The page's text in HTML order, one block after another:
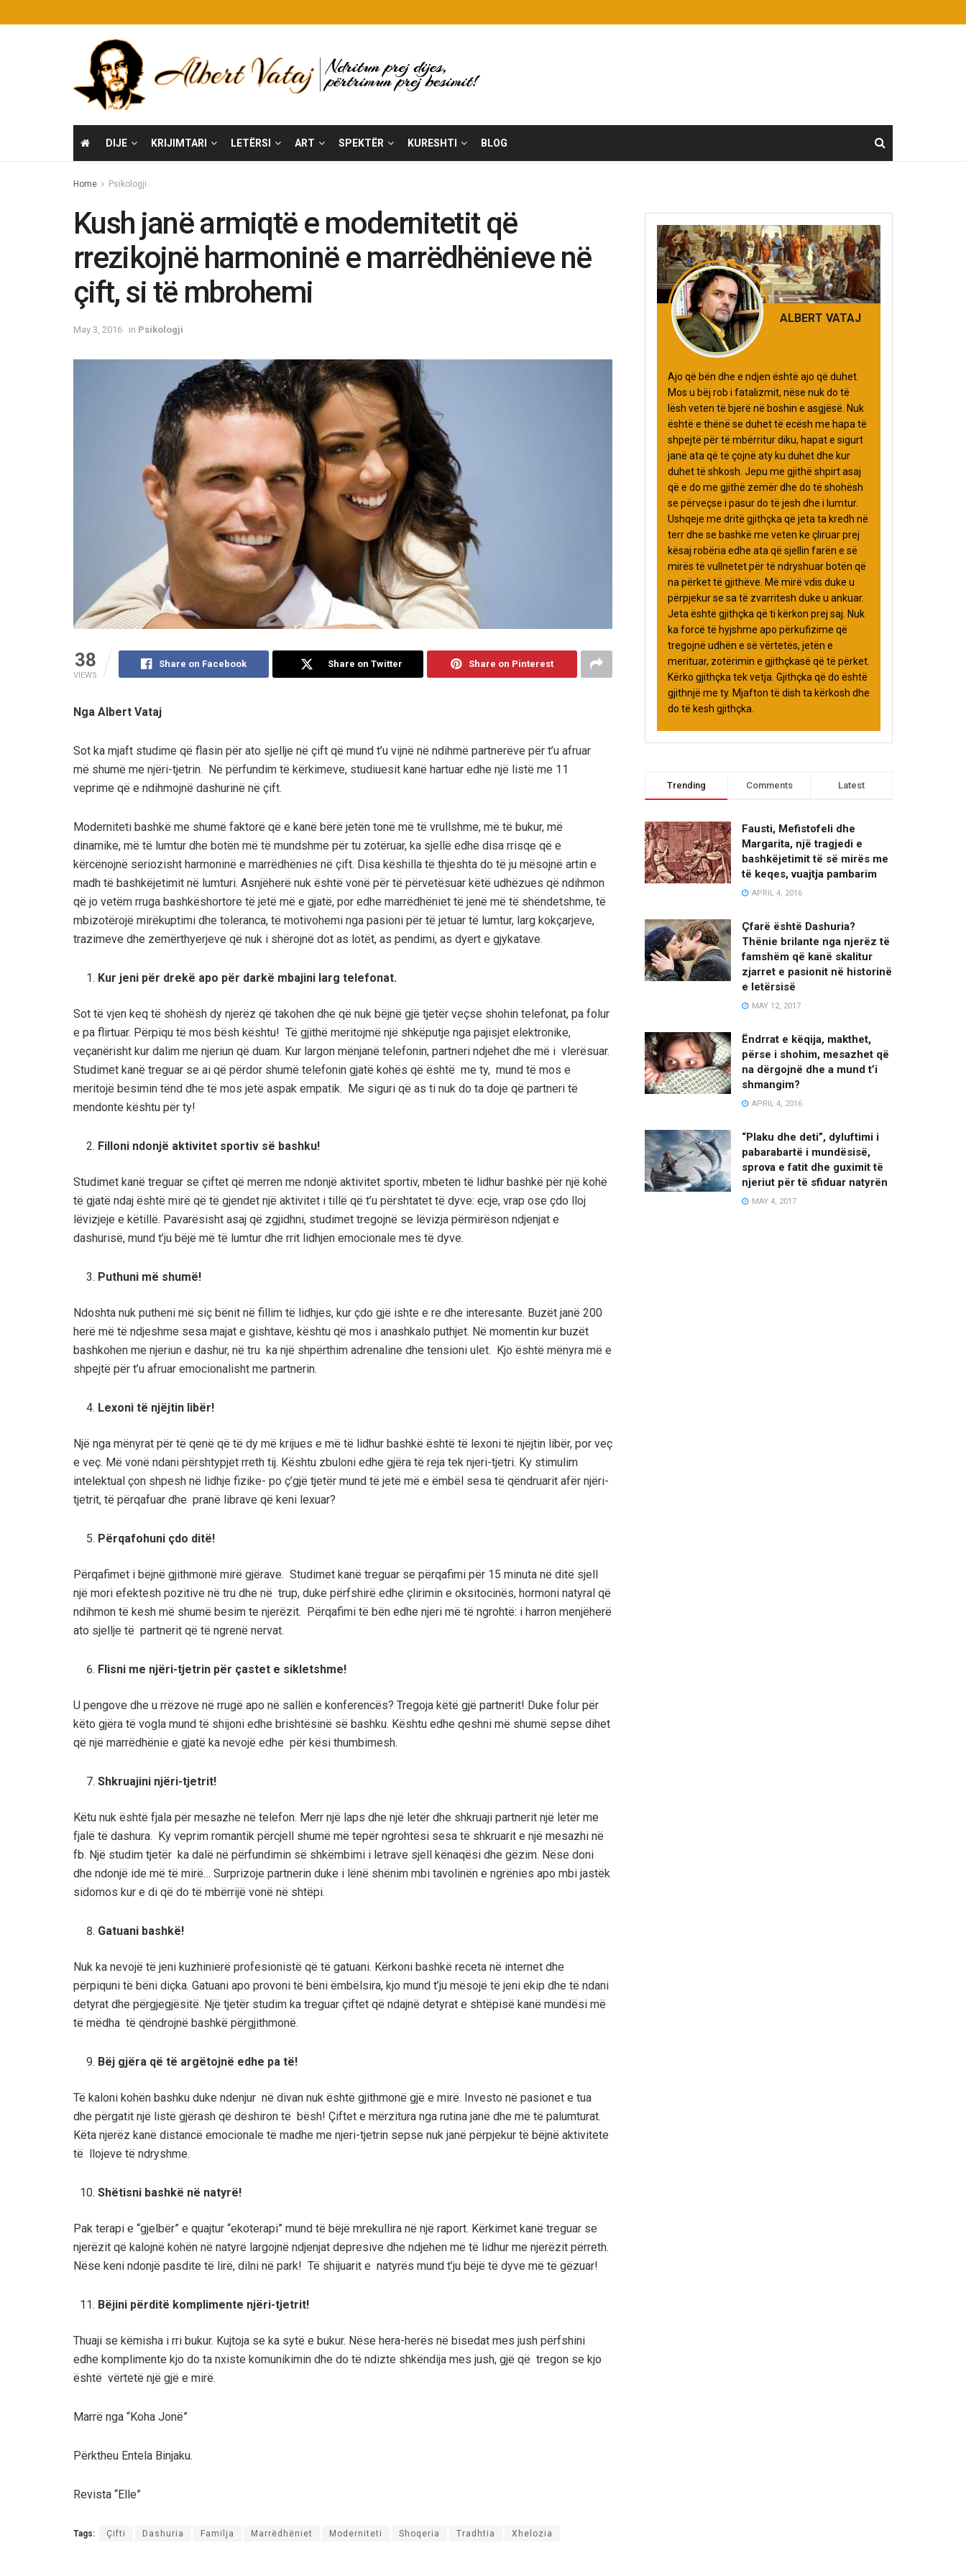
DIJE KRIJIMTARI LETËRSI ART SPEKTËR KURESHTI BLOG
Home Psikologji
Kush janë armiqtë e modernitetit që
rrezikojnë harmoninë e marrëdhënieve në
çift, si të mbrohemi
May 3, 2016 in Psikologji
38
VIEWS
Share on Facebook Share on Twitter Share on Pinterest
Nga Albert Vataj
Sot ka mjaft studime që flasin për ato sjellje në çift që mund t’u vijnë në ndihmë partnerëve për t’u afruar
më shumë me njëri-tjetrin. Në përfundim të kërkimeve, studiuesit kanë hartuar edhe një listë me 11
veprime që e ndihmojnë dashurinë në çift.
Moderniteti bashkë me shumë faktorë që e kanë bërë jetën tonë më të vrullshme, më të bukur, më
dinamike, më të lumtur dhe botën më të mundshme për tu zotëruar, ka sjellë edhe disa rrisqe që e
kërcënojnë seriozisht harmoninë e marrëdhënies në çift. Disa këshilla të thjeshta do të ju mësojnë artin e
madh të bashkëjetimit në lumturi. Asnjëherë nuk është vonë për të përvetësuar këtë udhëzues që ndihmon
që jo vetëm rruga bashkëshortore të jetë më e gjatë, por edhe marrëdhëniet të jenë më të shëndetshme, të
mbizotërojë mirëkuptimi dhe toleranca, të motivohemi nga pasioni për të jetuar të lumtur, larg kokçarjeve,
trazimeve dhe zemërthyerjeve që nuk i shërojnë dot as lotët, as pendimi, as dyert e gjykatave.
Kur jeni për drekë apo për darkë mbajini larg telefonat.
Sot të vjen keq të shohësh dy njerëz që takohen dhe që nuk bëjnë gjë tjetër veçse shohin telefonat, pa folur
e pa flirtuar. Përpiqu të mos bësh kështu! Të gjithë meritojmë një shkëputje nga pajisjet elektronike,
veçanërisht kur dalim me njeriun që duam. Kur largon mënjanë telefonin, partneri ndjehet dhe më i vlerësuar.
Studimet kanë treguar se ai që përdor shumë telefonin gjatë kohës që është me ty, mund të mos e
meritojë besimin tënd dhe të mos jetë aspak empatik. Me siguri që as ti nuk do ta doje që partneri të
mendonte kështu për ty!
Filloni ndonjë aktivitet sportiv së bashku!
Studimet kanë treguar se çiftet që merren me ndonjë aktivitet sportiv, mbeten të lidhur bashkë për një kohë
të gjatë ndaj është mirë që të gjendet një aktivitet i tillë që t’u përshtatet të dyve: ecje, vrap ose çdo lloj
lëvizjeje e këtillë. Pavarësisht asaj që zgjidhni, studimet tregojnë se lëvizja përmirëson ndjenjat e
dashurisë, mund t’ju bëjë më të lumtur dhe rrit lidhjen emocionale mes të dyve.
Puthuni më shumë!
Ndoshta nuk putheni më siç bënit në fillim të lidhjes, kur çdo gjë ishte e re dhe interesante. Buzët janë 200
herë më të ndjeshme sesa majat e gishtave, kështu që mos i anashkalo puthjet. Në momentin kur buzët
bashkohen me njeriun e dashur, në tru ka një shpërthim adrenaline dhe tensioni ulet. Kjo është mënyra më e
shpejtë për t’u afruar emocionalisht me partnerin.
Lexoni të njëjtin libër!
Një nga mënyrat për të qenë që të dy më krijues e më të lidhur bashkë është të lexoni të njëjtin libër, por veç
e veç. Më vonë ndani përshtypjet rreth tij. Kështu zbuloni edhe gjëra të reja tek njeri-tjetri. Ky stimulim
intelektual çon shpesh në lidhje fizike- po ç’gjë tjetër mund të jetë më e ëmbël sesa të qëndruarit afër njëri-
tjetrit, të përqafuar dhe pranë librave që keni lexuar?
Përqafohuni çdo ditë!
Përqafimet i bëjnë gjithmonë mirë gjërave. Studimet kanë treguar se përqafimi për 15 minuta në ditë sjell
një mori efektesh pozitive në tru dhe në trup, duke përfshirë edhe çlirimin e oksitocinës, hormoni natyral që
ndihmon të kesh më shumë besim te njerëzit. Përqafimi të bën edhe njeri më të ngrohtë: i harron menjëherë
ato sjellje të partnerit që të ngrenë nervat.
Flisni me njëri-tjetrin për çastet e sikletshme!
U pengove dhe u rrëzove në rrugë apo në sallën e konferencës? Tregoja këtë gjë partnerit! Duke folur për
këto gjëra të vogla mund të shijoni edhe brishtësinë së bashku. Kështu edhe qeshni më shumë sepse dihet
që një marrëdhënie e gjatë ka nevojë edhe për kësi thumbimesh.
Shkruajini njëri-tjetrit!
Këtu nuk është fjala për mesazhe në telefon. Merr një laps dhe një letër dhe shkruaji partnerit një letër me
fjalë të dashura. Ky veprim romantik përcjell shumë më tepër ngrohtësi sesa të shkruarit e një mesazhi në
fb. Një studim tjetër ka dalë në përfundimin së shkëmbimi i letrave sjell kënaqësi dhe gëzim. Nëse doni
dhe ndonjë ide më të mirë… Surprizoje partnerin duke i lënë shënim mbi tavolinën e ngrënies apo mbi jastëk
sidomos kur e di që do të mbërrijë vonë në shtëpi.
Gatuani bashkë!
Nuk ka nevojë të jeni kuzhinierë profesionistë që të gatuani. Kërkoni bashkë receta në internet dhe
përpiquni të bëni diçka. Gatuani apo provoni të bëni ëmbëlsira, kjo mund t’ju mësojë të jeni ekip dhe të ndani
detyrat dhe përgjegjësitë. Një tjetër studim ka treguar çiftet që ndajnë detyrat e shtëpisë kanë mundësi më
të mëdha të qëndrojnë bashkë përgjithmonë.
Bëj gjëra që të argëtojnë edhe pa të!
Të kaloni kohën bashku duke ndenjur në divan nuk është gjithmonë gjë e mirë. Investo në pasionet e tua
dhe përgatit një listë gjërash që dëshiron të bësh! Çiftet e mërzitura nga rutina janë dhe më të palumturat.
Këta njerëz kanë distancë emocionale të madhe me njeri-tjetrin sepse nuk janë përpjekur të bëjnë aktivitete
të llojeve të ndryshme.
Shëtisni bashkë në natyrë!
Pak terapi e “gjelbër” e quajtur “ekoterapi” mund të bëjë mrekullira në një raport. Kërkimet kanë treguar se
njerëzit që kalojnë kohën në natyrë largojnë ndjenjat depresive dhe ndjehen më të lidhur me njerëzit përreth.
Nëse keni ndonjë pasdite të lirë, dilni në park! Të shijuarit e natyrës mund t’ju bëjë të dyve më të gëzuar!
Bëjini përditë komplimente njëri-tjetrit!
Thuaji se këmisha i rri bukur. Kujtoja se ka sytë e bukur. Nëse hera-herës në bisedat mes jush përfshini
edhe komplimente kjo do ta nxiste komunikimin dhe do të ndizte shkëndija mes jush, gjë që tregon se kjo
është vërtetë një gjë e mirë.
Marrë nga “Koha Jonë”
Përktheu Entela Binjaku.
Revista “Elle”
Tags: Çifti Dashuria Familja Marrëdhëniet Moderniteti Shoqeria Tradhtia Xhelozia
ALBERT VATAJ
Ajo që bën dhe e ndjen është ajo që duhet.
Mos u bëj rob i fatalizmit, nëse nuk do të
lësh veten të bjerë në boshin e asgjësë. Nuk
është e thënë se duhet të ecësh me hapa të
shpejtë për të mbërritur diku, hapat e sigurt
janë ata që të çojnë aty ku duhet dhe kur
duhet të shkosh. Jepu me gjithë shpirt asaj
që e do me gjithë zemër dhe do të shohësh
se përveçse i pasur do të jesh dhe i lumtur.
Ushqeje me dritë gjithçka që jeta ta kredh në
terr dhe se bashkë me veten ke çliruar prej
kësaj robëria edhe ata që sjellin farën e së
mirës të vullnetet për të ndryshuar botën që
na përket të gjithëve. Më mirë vdis duke u
përpjekur se sa të zvarritesh duke u ankuar.
Jeta është gjithçka që ti kërkon prej saj. Nuk
ka forcë të hyjshme apo përkufizime që
tregojnë udhën e së vërtetës, jetën e
merituar, zotërimin e gjithçkasë që të përket.
Kërko gjithçka tek vetja. Gjithçka që do është
gjithnjë me ty. Mjafton të dish ta kërkosh dhe
do të kesh gjithçka.
Trending Comments Latest
Fausti, Mefistofeli dhe
Margarita, një tragjedi e
bashkëjetimit të së mirës me
të keqes, vuajtja pambarim
APRIL 4, 2016
Çfarë është Dashuria?
Thënie brilante nga njerëz të
famshëm që kanë skalitur
zjarret e pasionit në historinë
e letërsisë
MAY 12, 2017
Ëndrrat e këqija, makthet,
përse i shohim, mesazhet që
na dërgojnë dhe a mund t’i
shmangim?
APRIL 4, 2016
“Plaku dhe deti”, dyluftimi i
pabarabartë i mundësisë,
sprova e fatit dhe guximit të
njeriut për të sfiduar natyrën
MAY 4, 2017